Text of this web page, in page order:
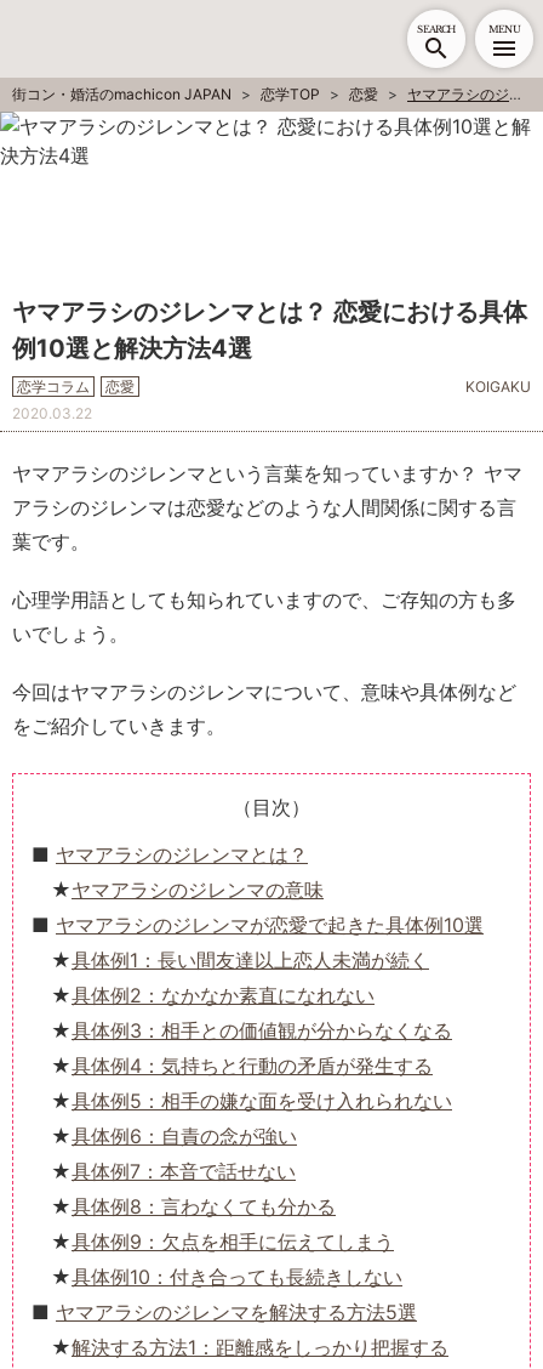
SEARCH MENU
街コン・婚活のmachicon JAPAN 恋学TOP 恋愛 ヤマアラシのジレンマとは？ 恋愛における具体例10選と解決方法4選
ヤマアラシのジレンマとは？ 恋愛における具体
例10選と解決方法4選
恋学コラム 恋愛
KOIGAKU
2020.03.22
ヤマアラシのジレンマという言葉を知っていますか？ ヤマ
アラシのジレンマは恋愛などのような人間関係に関する言
葉です。
心理学用語としても知られていますので、ご存知の方も多
いでしょう。
今回はヤマアラシのジレンマについて、意味や具体例など
をご紹介していきます。
（目次）
ヤマアラシのジレンマとは？
ヤマアラシのジレンマの意味
ヤマアラシのジレンマが恋愛で起きた具体例10選
具体例1：長い間友達以上恋人未満が続く
具体例2：なかなか素直になれない
具体例3：相手との価値観が分からなくなる
具体例4：気持ちと行動の矛盾が発生する
具体例5：相手の嫌な面を受け入れられない
具体例6：自責の念が強い
具体例7：本音で話せない
具体例8：言わなくても分かる
具体例9：欠点を相手に伝えてしまう
具体例10：付き合っても長続きしない
ヤマアラシのジレンマを解決する方法5選
解決する方法1：距離感をしっかり把握する